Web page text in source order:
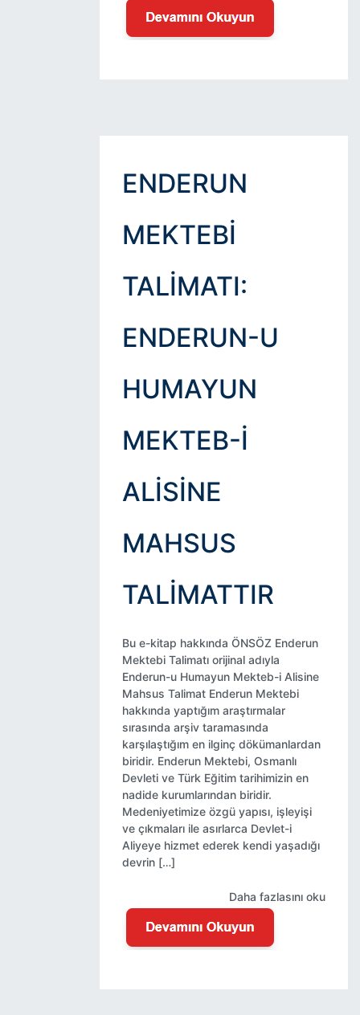
ENDERUN
MEKTEBI
TALIMATI:
ENDERUN-U
HUMAYUN
MEKTEB-I
ALISINE
MAHSUS
TALIMATTIR
Bu e-kitap hakkında ÖNSÖZ Enderun
Mektebi Talimatı orijinal adıyla
Enderun-u Humayun Mekteb-i Alisine
Mahsus Talimat Enderun Mektebi
hakkında yaptığım araştırmalar
sırasında arşiv taramasında
karşılaştığım en ilginç dökümanlardan
biridir. Enderun Mektebi, Osmanlı
Devleti ve Türk Eğitim tarihimizin en
nadide kurumlarından biridir.
Medeniyetimize özgü yapısı, işleyişi
ve çıkmaları ile asırlarca Devlet-i
Aliyeye hizmet ederek kendi yaşadığı
devrin […]
Daha fazlasını oku